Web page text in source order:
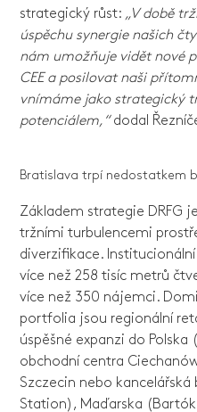
strategický růst: „V době
úspěchu synergie našich
nám umožňuje vidět nové
CEE a posilovat naši
vnímáme jako strategický
potenciálem,“ dodal
Bratislava trpí nedostatkem
Základem strategie DRFG
tržními turbulencemi
diverzifikace.
více než 258 tisíc metrů
více než 350 nájemci.
portfolia jsou regionální
úspěšné expanzi do Polska
obchodní centra
Szczecin nebo kancelářská
Station), Maďarska